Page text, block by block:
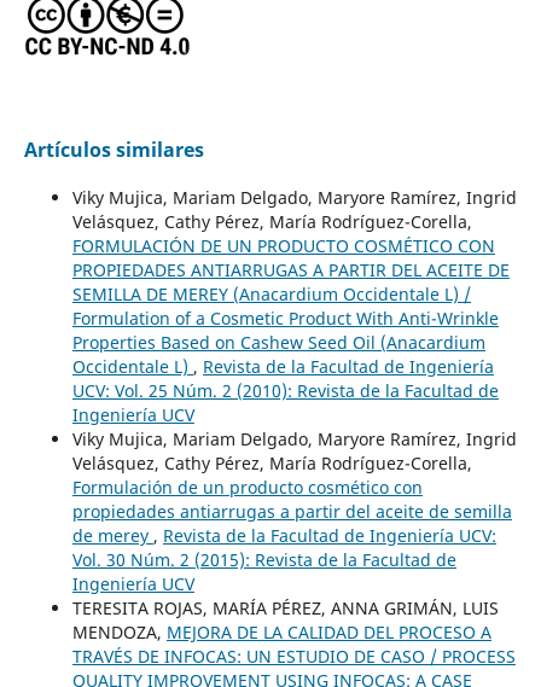
Artículos similares
Viky Mujica, Mariam Delgado, Maryore Ramírez, Ingrid
Velásquez, Cathy Pérez, María Rodríguez-Corella,
FORMULACIÓN DE UN PRODUCTO COSMÉTICO CON
PROPIEDADES ANTIARRUGAS A PARTIR DEL ACEITE DE
SEMILLA DE MEREY (Anacardium Occidentale L) /
Formulation of a Cosmetic Product With Anti-Wrinkle
Properties Based on Cashew Seed Oil (Anacardium
Occidentale L) , Revista de la Facultad de Ingeniería
UCV: Vol. 25 Núm. 2 (2010): Revista de la Facultad de
Ingeniería UCV
Viky Mujica, Mariam Delgado, Maryore Ramírez, Ingrid
Velásquez, Cathy Pérez, María Rodríguez-Corella,
Formulación de un producto cosmético con
propiedades antiarrugas a partir del aceite de semilla
de merey , Revista de la Facultad de Ingeniería UCV:
Vol. 30 Núm. 2 (2015): Revista de la Facultad de
Ingeniería UCV
TERESITA ROJAS, MARÍA PÉREZ, ANNA GRIMÁN, LUIS
MENDOZA, MEJORA DE LA CALIDAD DEL PROCESO A
TRAVÉS DE INFOCAS: UN ESTUDIO DE CASO / PROCESS
QUALITY IMPROVEMENT USING INFOCAS: A CASE